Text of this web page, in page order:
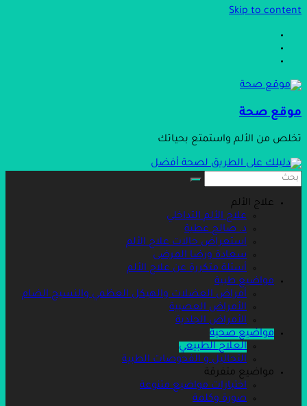
Skip to content
موقع صحة
تخلص من الألم واستمتع بحياتك
علاج الألم
علاج الألم التداخلي
د. صالح عطية
استعراض حالات علاج الألم
سعادة ورضا المرضى
أسئلة متكررة عن علاج الألم
مواضيع طبية
أمراض العضلات والهيكل العظمي والنسيج الضام
الأمراض العصبية
الأمراض الجلدية
مواضيع صحية
العلاج الطبيعي
التحاليل و الفحوصات الطبية
مواضيع متفرقة
اختبارات مواضيع متنوعة
صورة وكلمة